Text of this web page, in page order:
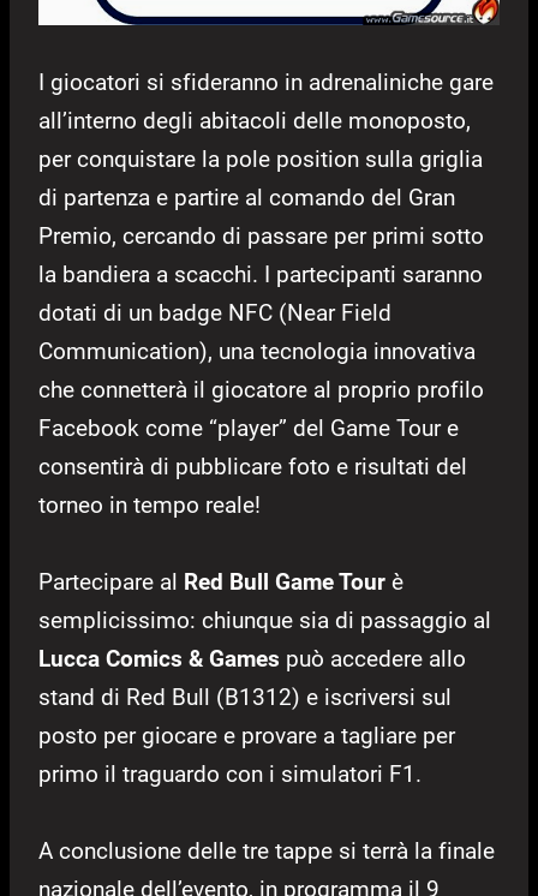
I giocatori si sfideranno in adrenaliniche gare
all’interno degli abitacoli delle monoposto,
per conquistare la pole position sulla griglia
di partenza e partire al comando del Gran
Premio, cercando di passare per primi sotto
la bandiera a scacchi. I partecipanti saranno
dotati di un badge NFC (Near Field
Communication), una tecnologia innovativa
che connetterà il giocatore al proprio profilo
Facebook come “player” del Game Tour e
consentirà di pubblicare foto e risultati del
torneo in tempo reale!
Partecipare al Red Bull Game Tour è
semplicissimo: chiunque sia di passaggio al
Lucca Comics & Games può accedere allo
stand di Red Bull (B1312) e iscriversi sul
posto per giocare e provare a tagliare per
primo il traguardo con i simulatori F1.
A conclusione delle tre tappe si terrà la finale
nazionale dell’evento, in programma il 9